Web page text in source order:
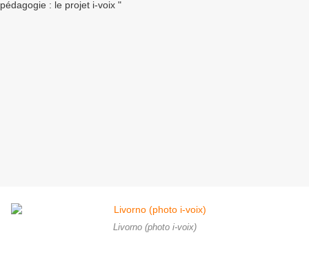
Livorno (photo i-voix)